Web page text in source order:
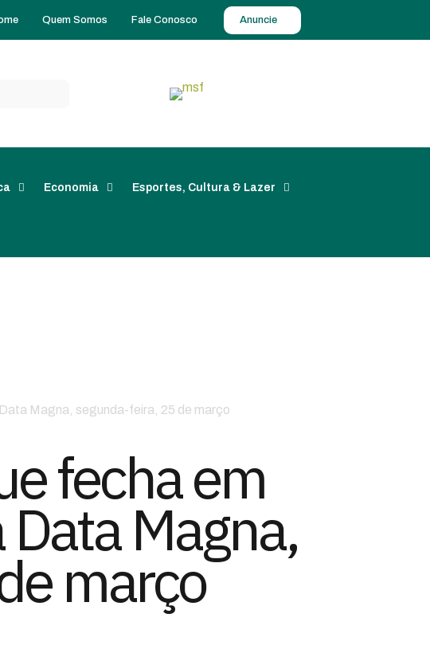
Quem Somos Fale Conosco Anuncie
Economia Esportes, Cultura & Lazer
Magna, segunda-feira, 25 de março
fecha em
Magna,
março